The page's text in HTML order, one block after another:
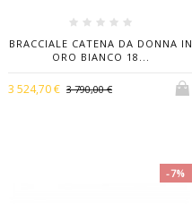
BRACCIALE CATENA DA DONNA IN
ORO BIANCO 18...
3 524,70 € 3 790,00 €
-7%